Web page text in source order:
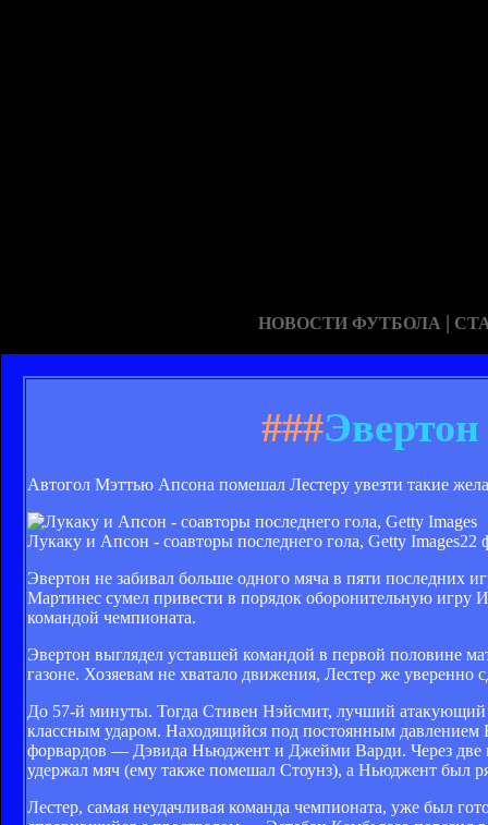
НОВОСТИ ФУТБОЛА |
###
Автогол Мэттью Апсона помешал Лестеру увезти такие
Лукаку и Апсон - соавторы последнего гола, Getty Images22
Эвертон не забивал больше одного мяча в пяти последних
Мартинес сумел привести в порядок оборонительную игру
командой чемпионата.
Эвертон выглядел уставшей командой в первой половине
газоне. Хозяевам не хватало движения, Лестер же
До 57-й минуты. Тогда Стивен Нэйсмит, лучший атакующий
классным ударом. Находящийся под постоянным давлением
форвардов — Дэвида Ньюджент и Джейми Варди. Через две
удержал мяч (ему также помешал Стоунз), а Ньюджент был
Лестер, самая неудачливая команда чемпионата, уже был